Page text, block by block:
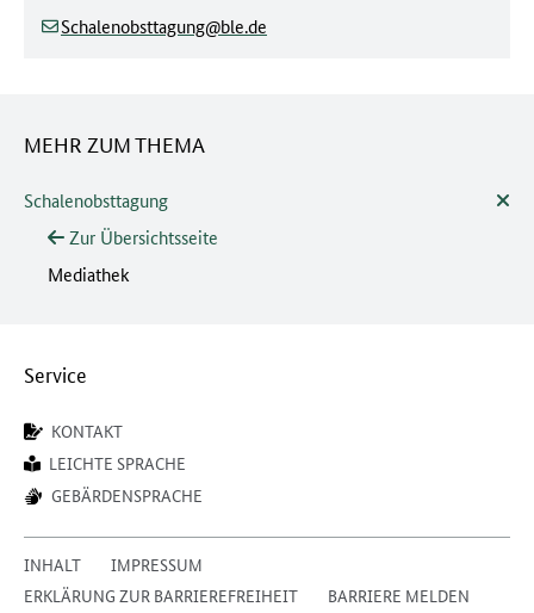
Schalenobsttagung (at)
ble(dot)
de
MEHR ZUM THEMA
Schalenobsttagung
Zur Übersichtsseite
Mediathek
Service
KONTAKT
LEICHTE SPRACHE
GEBÄRDENSPRACHE
INHALT
IMPRESSUM
ERKLÄRUNG ZUR BARRIEREFREIHEIT
BARRIERE MELDEN